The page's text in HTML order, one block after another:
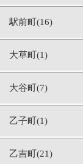
駅前町(16)
大草町(1)
大谷町(7)
乙子町(1)
乙吉町(21)